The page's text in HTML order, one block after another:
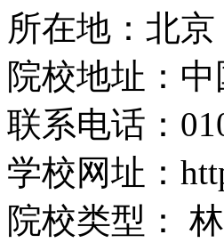
所在地： 北京
院校地址： 中
联系电话：
学校网址：
院校类型：